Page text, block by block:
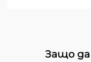
Защо да